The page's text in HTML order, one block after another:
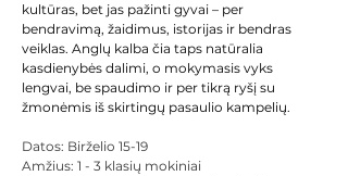
kultūras, bet jas pažinti gyvai – per
bendravimą, žaidimus, istorijas ir bendras
veiklas. Anglų kalba čia taps natūralia
kasdienybės dalimi, o mokymasis vyks
lengvai, be spaudimo ir per tikrą ryšį su
žmonėmis iš skirtingų pasaulio kampelių.
Datos: Birželio 15-19
Amžius: 1 - 3 klasių mokiniai